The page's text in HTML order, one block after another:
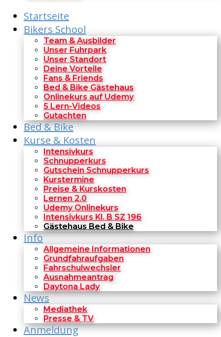
Startseite
Bikers School
Team & Ausbilder
Unser Fuhrpark
Unser Standort
Deine Vorteile
Fans & Friends
Bed & Bike Gästehaus
Onlinekurs auf Udemy
5 Lern-Videos
Gutachten
Bed & Bike
Kurse & Kosten
Intensivkurs
Schnupperkurs
Gutschein Schnupperkurs
Kurstermine
Preise & Kurskosten
Lernen 2.0
Udemy Onlinekurs
Intensivkurs Kl. B SZ 196
Gästehaus Bed & Bike
Info
Allgemeine Informationen
Grundfahraufgaben
Fahrschulwechsler
Ausnahmeantrag
Daytona Lady
News
Mediathek
Presse & TV
Anmeldung